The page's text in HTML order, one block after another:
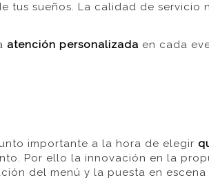
tus sueños. La calidad de servicio
atención personalizada en cada
importante a la hora de elegir
Por ello la innovación en la
del menú y la puesta en escena